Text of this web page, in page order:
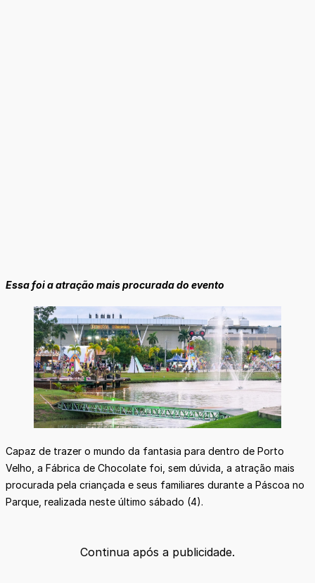
Essa foi a atração mais procurada do evento
Capaz de trazer o mundo da fantasia para dentro de Porto
Velho, a Fábrica de Chocolate foi, sem dúvida, a atração mais
procurada pela criançada e seus familiares durante a Páscoa no
Parque, realizada neste último sábado (4).
Continua após a publicidade.